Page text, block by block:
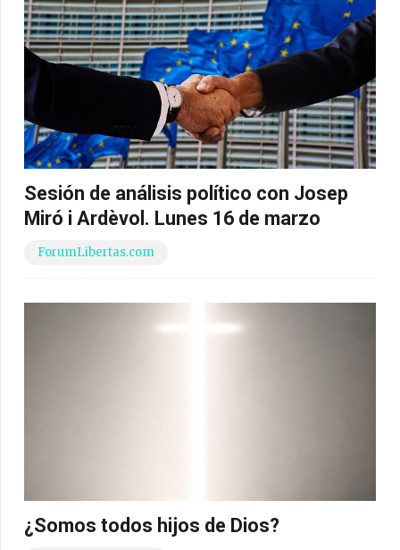
Sesión de análisis político con Josep
Miró i Ardèvol. Lunes 16 de marzo
ForumLibertas.com
¿Somos todos hijos de Dios?